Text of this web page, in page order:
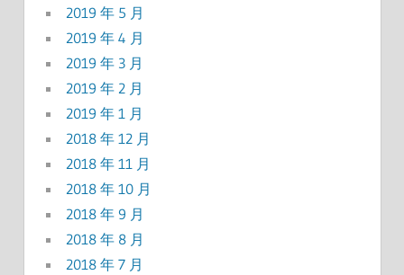
2019 年 5 月
2019 年 4 月
2019 年 3 月
2019 年 2 月
2019 年 1 月
2018 年 12 月
2018 年 11 月
2018 年 10 月
2018 年 9 月
2018 年 8 月
2018 年 7 月